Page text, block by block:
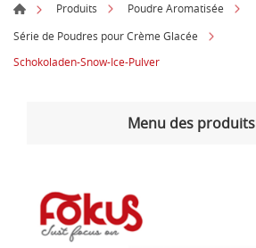
Produits
Poudre Aromatisée
Série de Poudres pour Crème Glacée
Schokoladen-Snow-Ice-Pulver
Menu des produits